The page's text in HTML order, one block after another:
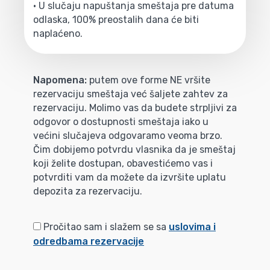
• U slučaju napuštanja smeštaja pre datuma
odlaska, 100% preostalih dana će biti
naplaćeno.
Napomena: putem ove forme NE vršite
rezervaciju smeštaja već šaljete zahtev za
rezervaciju. Molimo vas da budete strpljivi za
odgovor o dostupnosti smeštaja iako u
većini slučajeva odgovaramo veoma brzo.
Čim dobijemo potvrdu vlasnika da je smeštaj
koji želite dostupan, obavestićemo vas i
potvrditi vam da možete da izvršite uplatu
depozita za rezervaciju.
Pročitao sam i slažem se sa uslovima i
odredbama rezervacije